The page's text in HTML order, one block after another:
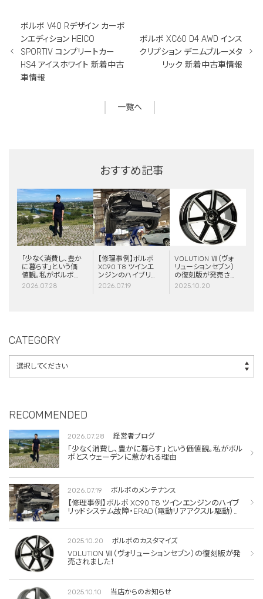
ボルボ V40 Rデザイン カーボ
ンエディション HEICO
SPORTIV コンプリートカー
HS4 アイスホワイト 新着中古
車情報
一覧へ
ボルボ XC60 D4 AWD インス
クリプション デニムブルーメタ
リック 新着中古車情報
おすすめ記事
「少なく消費し、豊か
に暮らす」という価
値観。私がボルボと
スウェーデンに惹か
2026.07.28
【修理事例】ボルボ
XC90 T8 ツインエ
ンジンのハイブリッ
ドシステム故障・
2026.07.19
VOLUTION Ⅶ（ヴォ
リューションセブン）
の復刻版が発売さ
れました！
2025.10.20
CATEGORY
RECOMMENDED
2026.07.28 経営者ブログ
「少なく消費し、豊かに暮らす」という価値観。私がボル
ボとスウェーデンに惹かれる理由
2026.07.19 ボルボのメンテナンス
【修理事例】ボルボ XC90 T8 ツインエンジンのハイブ
リッドシステム故障・ERAD（電動リアアクスル駆動）交
2025.10.20 ボルボのカスタマイズ
VOLUTION Ⅶ（ヴォリューションセブン）の復刻版が発
売されました！
2025.10.10 当店からのお知らせ